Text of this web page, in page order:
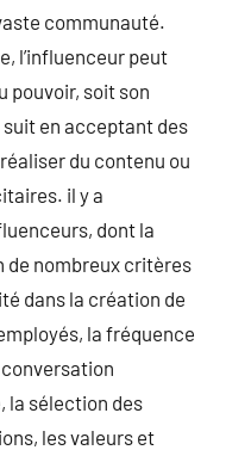
communauté.
l’influenceur peut
pouvoir, soit son
en acceptant des
du contenu ou
il y a
dont la
de nombreux critères
dans la création de
la fréquence
la sélection des
les valeurs et